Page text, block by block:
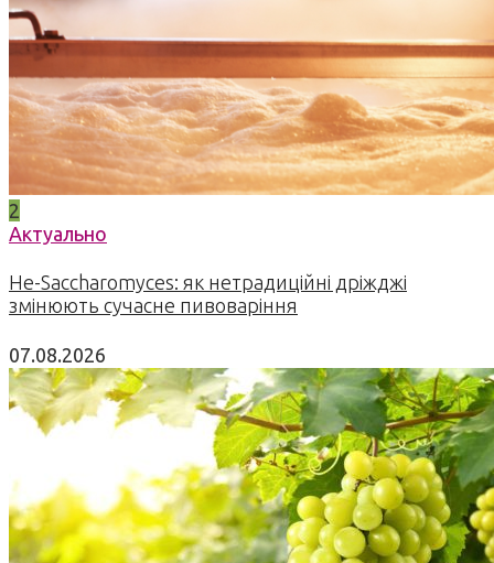
2
Актуально
Не-Saccharomyces: як нетрадиційні дріжджі
змінюють сучасне пивоваріння
07.08.2026